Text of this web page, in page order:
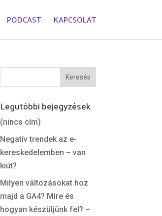
PODCAST KAPCSOLAT
Legutóbbi bejegyzések
(nincs cím)
Negatív trendek az e-
kereskedelemben – van
kiút?
Milyen változásokat hoz
majd a GA4? Mire és
hogyan készüljünk fel? –